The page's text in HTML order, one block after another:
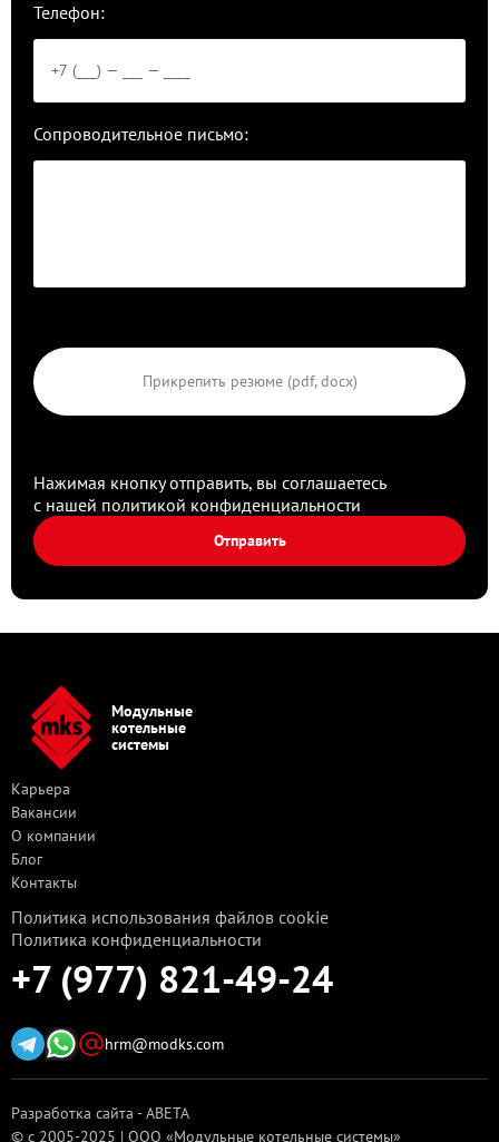
Телефон:
Сопроводительное письмо:
Прикрепить резюме (pdf, docx)
Отправить
Нажимая кнопку отправить, вы соглашаетесь
с нашей политикой конфиденциальности
Модульные
котельные
системы
Карьера
Вакансии
О компании
Блог
Контакты
Политика использования файлов cookie
Политика конфиденциальности
+7 (977) 821-49-24
hrm@modks.com
© с 2005-2025 | ООО «Модульные котельные системы»
Разработка сайта - ABETA